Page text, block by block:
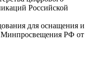
Российской
для оснащения и
РФ от